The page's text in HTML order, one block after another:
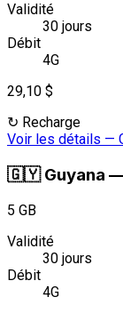
Validité
30 jours
Débit
4G
29,10 $
↻ Recharge
Voir les détails —
🇬🇾 Guyana
5 GB
Validité
30 jours
Débit
4G